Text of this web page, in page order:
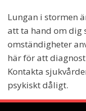
Lungan i stormen
att ta hand om dig
omständigheter
här för att
Kontakta
psykiskt dåligt.